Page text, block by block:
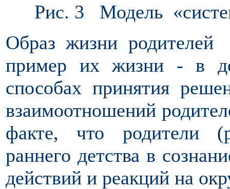
Рис. 3 Модель
Образ жизни родителей
пример их жизни - в
способах принятия
взаимоотношений
факте, что родители
раннего детства в
действий и реакций на